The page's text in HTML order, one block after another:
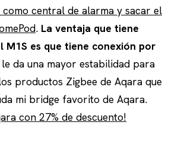
central de alarma y sacar el
. La ventaja que tiene
M1S es que tiene conexión por
da una mayor estabilidad para
productos Zigbee de Aqara que
mi bridge favorito de Aqara.
con 27% de descuento!